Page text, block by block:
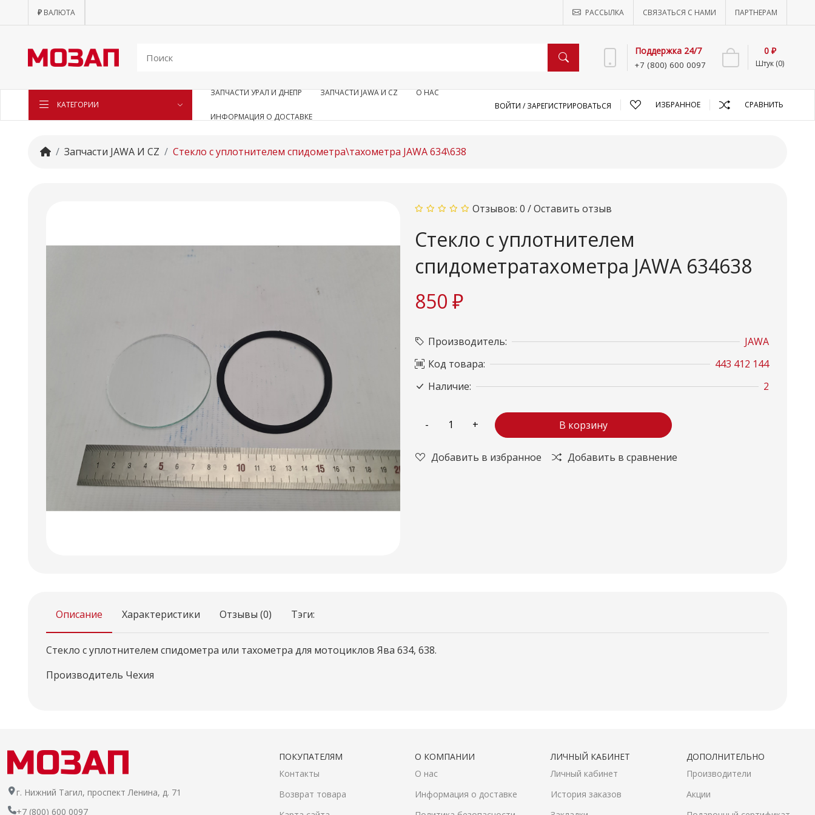
₽ ВАЛЮТА РАССЫЛКА СВЯЗАТЬСЯ С НАМИ ПАРТНЕРАМ
Поддержка 24/7
+7 (800) 600 0097 Штук (0)
0 ₽
КАТЕГОРИИ
ЗАПЧАСТИ УРАЛ И ДНЕПР ЗАПЧАСТИ JAWA И CZ О НАС
ИНФОРМАЦИЯ О ДОСТАВКЕ
ВОЙТИ /ЗАРЕГИСТРИРОВАТЬСЯ ИЗБРАННОЕ СРАВНИТЬ
Запчасти JAWA И CZ Стекло с уплотнителем спидометра\тахометра JAWA 634\638
Отзывов: 0 /Оставить отзыв
Стекло с уплотнителем
спидометратахометра JAWA 634638
850 ₽
Производитель:
JAWA
Код товара:
443 412 144
Наличие:
2
В корзину
Добавить в избранное Добавить в сравнение
Описание Характеристики Отзывы (0) Тэги:
Стекло с уплотнителем спидометра или тахометра для мотоциклов Ява 634, 638.
Производитель Чехия
г. Нижний Тагил, проспект Ленина, д. 71
+7 (800) 600 0097
ПОКУПАТЕЛЯМ
Контакты
Возврат товара
О КОМПАНИИ
О нас
Информация о доставке
ЛИЧНЫЙ КАБИНЕТ
Личный кабинет
История заказов
ДОПОЛНИТЕЛЬНО
Производители
Акции